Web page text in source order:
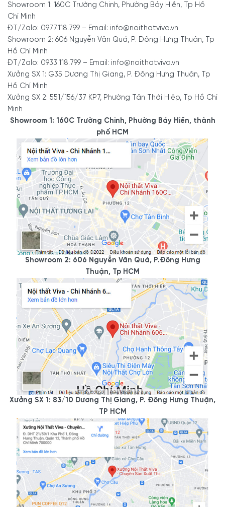
Showroom 1: 160C Trường Chinh, Phường Bảy Hiền, Tp Hồ
Chí Minh
ĐT/Zalo: 0977.118.799 – Email: info@noithatviva.vn
Showroom 2: 606 Nguyễn Văn Quá, P. Đông Hưng Thuận, Tp
Hồ Chí Minh
ĐT/Zalo: 0933.118.799 – Email: info@noithatviva.vn
Xưởng SX 1: G35 Dương Thị Giang, P. Đông Hưng Thuận, Tp
Hồ Chí Minh
Xưởng SX 2: 551/156/37 KP7, Phường Tân Thới Hiệp, Tp Hồ Chí
Minh
Showroom 1: 160C Trường Chinh, Phường Bảy Hiền, thành
phố HCM
Showroom 2: 606 Nguyễn Văn Quá, P.Đông Hưng
Thuận, Tp HCM
Xưởng SX 1: 83/10 Dương Thị Giang, P. Đông Hưng Thuận,
TP HCM